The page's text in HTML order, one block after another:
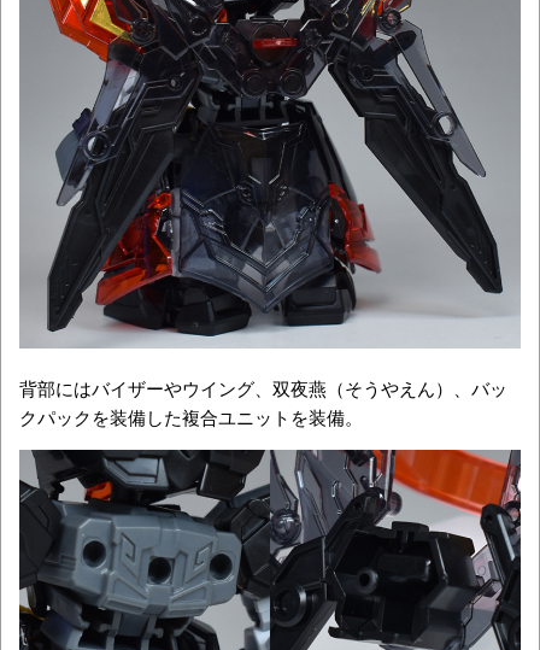
背部にはバイザーやウイング、双夜燕（そうやえん）、バッ
クパックを装備した複合ユニットを装備。